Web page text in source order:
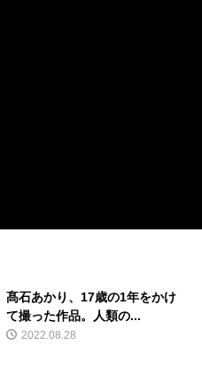
髙石あかり、17歳の1年をかけ
て撮った作品。人類の...
2022.08.28